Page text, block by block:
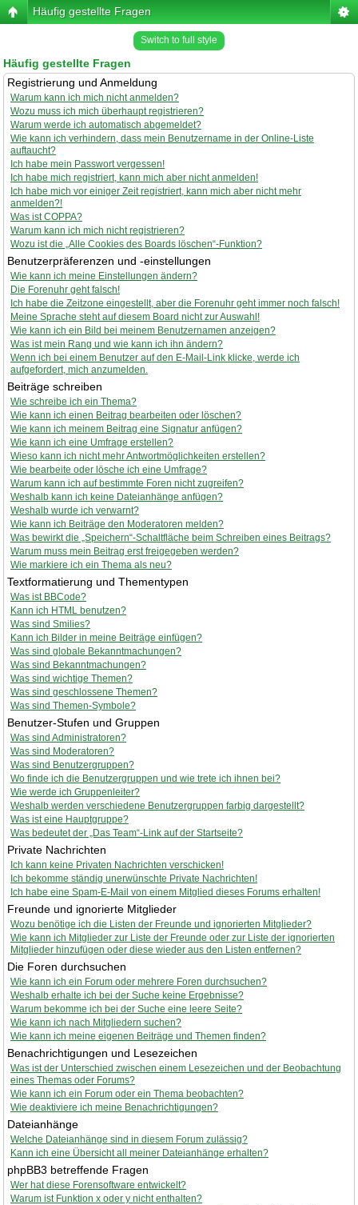
Häufig gestellte Fragen
Switch to full style
Häufig gestellte Fragen
Registrierung und Anmeldung
Warum kann ich mich nicht anmelden?
Wozu muss ich mich überhaupt registrieren?
Warum werde ich automatisch abgemeldet?
Wie kann ich verhindern, dass mein Benutzername in der Online-Liste
auftaucht?
Ich habe mein Passwort vergessen!
Ich habe mich registriert, kann mich aber nicht anmelden!
Ich habe mich vor einiger Zeit registriert, kann mich aber nicht mehr
anmelden?!
Was ist COPPA?
Warum kann ich mich nicht registrieren?
Wozu ist die „Alle Cookies des Boards löschen“-Funktion?
Benutzerpräferenzen und -einstellungen
Wie kann ich meine Einstellungen ändern?
Die Forenuhr geht falsch!
Ich habe die Zeitzone eingestellt, aber die Forenuhr geht immer noch falsch!
Meine Sprache steht auf diesem Board nicht zur Auswahl!
Wie kann ich ein Bild bei meinem Benutzernamen anzeigen?
Was ist mein Rang und wie kann ich ihn ändern?
Wenn ich bei einem Benutzer auf den E-Mail-Link klicke, werde ich
aufgefordert, mich anzumelden.
Beiträge schreiben
Wie schreibe ich ein Thema?
Wie kann ich einen Beitrag bearbeiten oder löschen?
Wie kann ich meinem Beitrag eine Signatur anfügen?
Wie kann ich eine Umfrage erstellen?
Wieso kann ich nicht mehr Antwortmöglichkeiten erstellen?
Wie bearbeite oder lösche ich eine Umfrage?
Warum kann ich auf bestimmte Foren nicht zugreifen?
Weshalb kann ich keine Dateianhänge anfügen?
Weshalb wurde ich verwarnt?
Wie kann ich Beiträge den Moderatoren melden?
Was bewirkt die „Speichern“-Schaltfläche beim Schreiben eines Beitrags?
Warum muss mein Beitrag erst freigegeben werden?
Wie markiere ich ein Thema als neu?
Textformatierung und Thementypen
Was ist BBCode?
Kann ich HTML benutzen?
Was sind Smilies?
Kann ich Bilder in meine Beiträge einfügen?
Was sind globale Bekanntmachungen?
Was sind Bekanntmachungen?
Was sind wichtige Themen?
Was sind geschlossene Themen?
Was sind Themen-Symbole?
Benutzer-Stufen und Gruppen
Was sind Administratoren?
Was sind Moderatoren?
Was sind Benutzergruppen?
Wo finde ich die Benutzergruppen und wie trete ich ihnen bei?
Wie werde ich Gruppenleiter?
Weshalb werden verschiedene Benutzergruppen farbig dargestellt?
Was ist eine Hauptgruppe?
Was bedeutet der „Das Team“-Link auf der Startseite?
Private Nachrichten
Ich kann keine Privaten Nachrichten verschicken!
Ich bekomme ständig unerwünschte Private Nachrichten!
Ich habe eine Spam-E-Mail von einem Mitglied dieses Forums erhalten!
Freunde und ignorierte Mitglieder
Wozu benötige ich die Listen der Freunde und ignorierten Mitglieder?
Wie kann ich Mitglieder zur Liste der Freunde oder zur Liste der ignorierten
Mitglieder hinzufügen oder diese wieder aus den Listen entfernen?
Die Foren durchsuchen
Wie kann ich ein Forum oder mehrere Foren durchsuchen?
Weshalb erhalte ich bei der Suche keine Ergebnisse?
Warum bekomme ich bei der Suche eine leere Seite?
Wie kann ich nach Mitgliedern suchen?
Wie kann ich meine eigenen Beiträge und Themen finden?
Benachrichtigungen und Lesezeichen
Was ist der Unterschied zwischen einem Lesezeichen und der Beobachtung
eines Themas oder Forums?
Wie kann ich ein Forum oder ein Thema beobachten?
Wie deaktiviere ich meine Benachrichtigungen?
Dateianhänge
Welche Dateianhänge sind in diesem Forum zulässig?
Kann ich eine Übersicht all meiner Dateianhänge erhalten?
phpBB3 betreffende Fragen
Wer hat diese Forensoftware entwickelt?
Warum ist Funktion x oder y nicht enthalten?